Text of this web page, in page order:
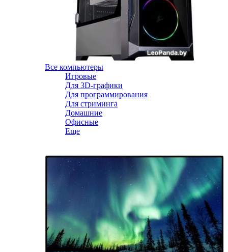
Все компьютеры
Игровые
Для 3D-графики
Для программирования
Для стриминга
Домашние
Офисные
Еще